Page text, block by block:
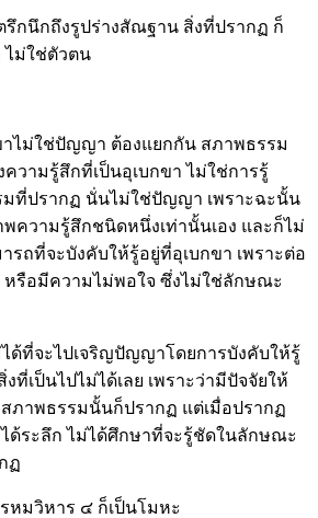
กนึกถึงรูปร่างสัณฐาน สิ่งที่ปรากฏ ก็
ไม่ใช่ตัวตน
าไม่ใช่ปัญญา ต้องแยกกัน สภาพธรรม
ความรู้สึกที่เป็นอุเบกขา ไม่ใช่การรู้
ที่ปรากฏ นั่นไม่ใช่ปัญญา เพราะฉะนั้น
พความรู้สึกชนิดหนึ่งเท่านั้นเอง และก็ไม่
รถที่จะบังคับให้รู้อยู่ที่อุเบกขา เพราะต่อ
หรือมีความไม่พอใจ ซึ่งไม่ใช่ลักษณะ
ได้ที่จะไปเจริญปัญญาโดยการบังคับให้รู้
ที่เป็นไปไม่ได้เลย เพราะว่ามีปัจจัยให้
ภาพธรรมนั้นก็ปรากฏ แต่เมื่อปรากฏ
ได้ระลึก ไม่ได้ศึกษาที่จะรู้ชัดในลักษณะ
ฏ
หมวิหาร ๔ ก็เป็นโมหะ